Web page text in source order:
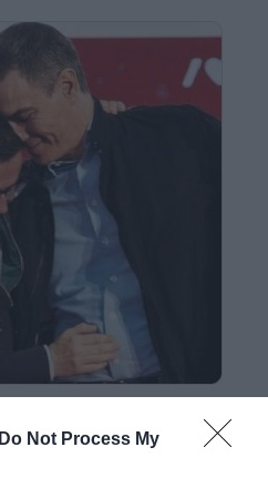
Do Not Process My